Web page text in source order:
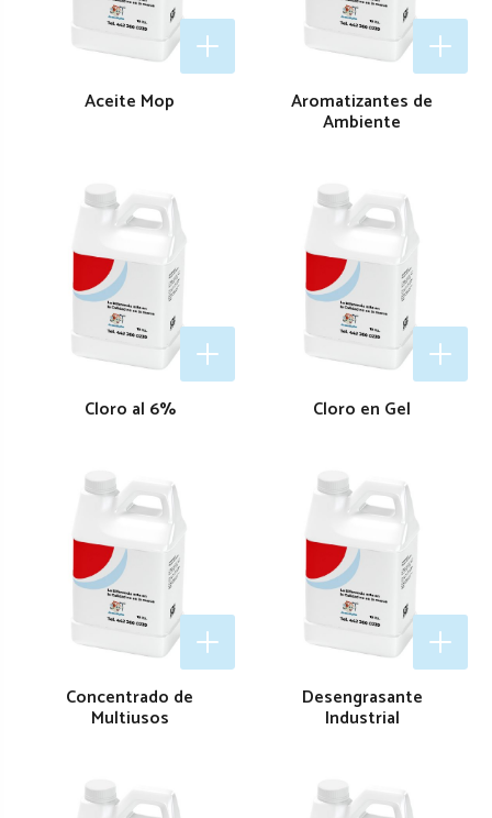
Aceite Mop Aromatizantes de
Ambiente
Cloro al 6% Cloro en Gel
Concentrado de
Multiusos
Desengrasante
Industrial